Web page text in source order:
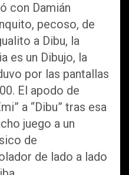
con Damián
pecoso, de
a Dibu, la
es un Dibujo, la
por las pantallas
El apodo de
a “Dibu” tras esa
juego a un
de
de lado a lado